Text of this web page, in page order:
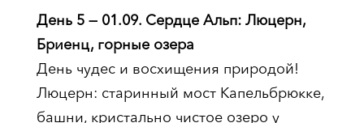
День 5 — 01.09. Сердце Альп: Люцерн,
Бриенц, горные озера
День чудес и восхищения природой!
Люцерн: старинный мост Капельбрюкке,
башни, кристально чистое озеро у